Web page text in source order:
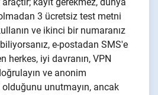
kayıt gerekmez, dünya
olmadan 3 ücretsiz test metni
ve ikinci bir numaranız
biliyorsanız, e-postadan SMS'e
herkes, iyi davranın, VPN
ve anonim
unutmayın, ancak